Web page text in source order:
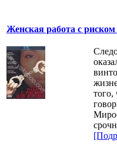
Женская работа с
того,